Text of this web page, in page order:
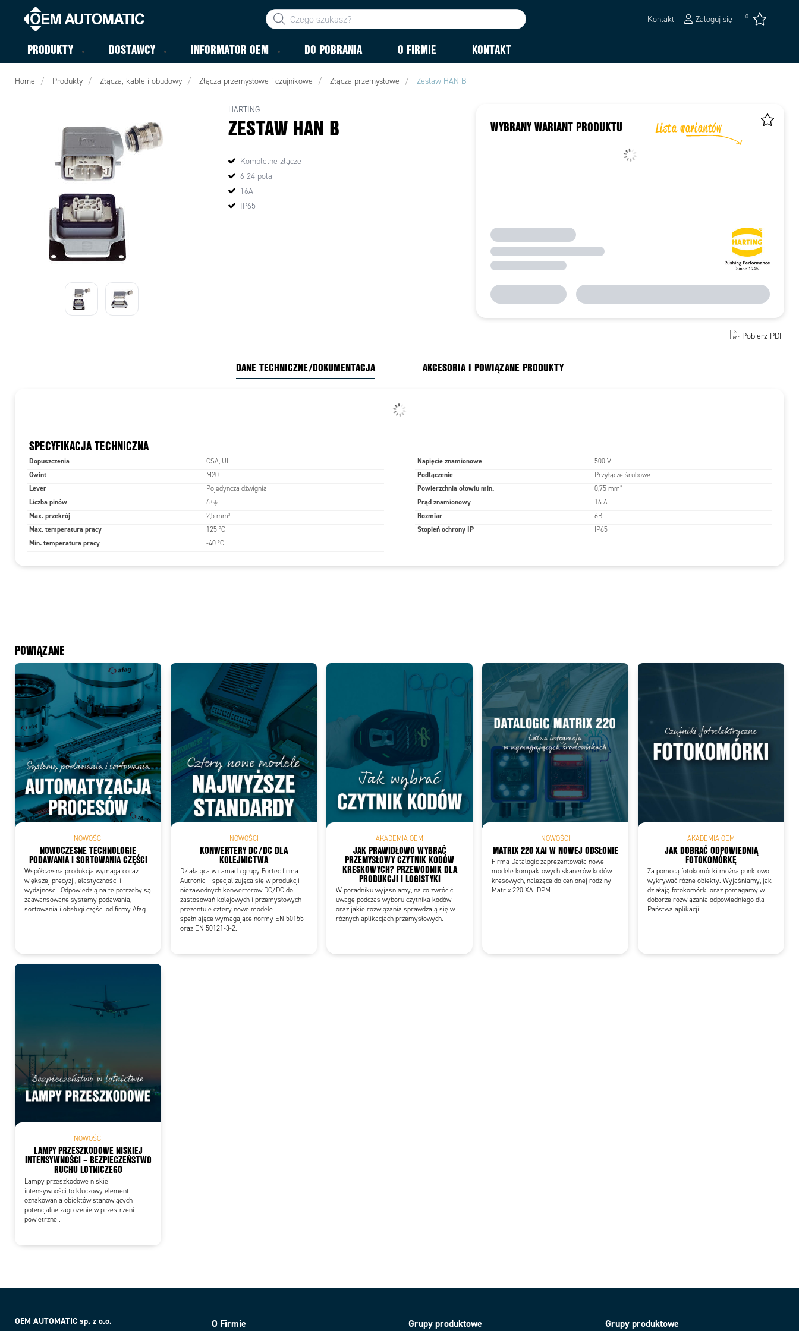
Kontakt Zaloguj się 0
PRODUKTY DOSTAWCY INFORMATOR OEM DO POBRANIA O FIRMIE KONTAKT
Home Produkty Złącza, kable i obudowy Złącza przemysłowe i czujnikowe Złącza przemysłowe Zestaw HAN B
HARTING
ZESTAW HAN B
Kompletne złącze
6-24 pola
16A
IP65
WYBRANY WARIANT PRODUKTU
Pobierz PDF
DANE TECHNICZNE/DOKUMENTACJA AKCESORIA I POWIĄZANE PRODUKTY
SPECYFIKACJA TECHNICZNA
Dopuszczenia CSA, UL
Gwint M20
Lever Pojedyncza dźwignia
Liczba pinów 6+⏚
Max. przekrój 2,5 mm²
Max. temperatura pracy 125 °C
Min. temperatura pracy -40 °C
Napięcie znamionowe 500 V
Podłączenie Przyłącze śrubowe
Powierzchnia ołowiu min. 0,75 mm²
Prąd znamionowy 16 A
Rozmiar 6B
Stopień ochrony IP IP65
Add to existing cart row Add as new cart row
POWIĄZANE
NOWOŚCI
NOWOCZESNE TECHNOLOGIE
PODAWANIA I SORTOWANIA CZĘŚCI
Współczesna produkcja wymaga coraz
większej precyzji, elastyczności i
wydajności. Odpowiedzią na te potrzeby są
zaawansowane systemy podawania,
sortowania i obsługi części od firmy Afag.
NOWOŚCI
KONWERTERY DC/DC DLA
KOLEJNICTWA
Działająca w ramach grupy Fortec firma
Autronic – specjalizująca się w produkcji
niezawodnych konwerterów DC/DC do
zastosowań kolejowych i przemysłowych –
prezentuje cztery nowe modele
spełniające wymagające normy EN 50155
oraz EN 50121-3-2.
AKADEMIA OEM
JAK PRAWIDŁOWO WYBRAĆ
PRZEMYSŁOWY CZYTNIK KODÓW
KRESKOWYCH? PRZEWODNIK DLA
PRODUKCJI I LOGISTYKI
W poradniku wyjaśniamy, na co zwrócić
uwagę podczas wyboru czytnika kodów
oraz jakie rozwiązania sprawdzają się w
różnych aplikacjach przemysłowych.
NOWOŚCI
MATRIX 220 XAI W NOWEJ ODSŁONIE
Firma Datalogic zaprezentowała nowe
modele kompaktowych skanerów kodów
kresowych, należące do cenionej rodziny
Matrix 220 XAI DPM.
AKADEMIA OEM
JAK DOBRAĆ ODPOWIEDNIĄ
FOTOKOMÓRKĘ
Za pomocą fotokomórki można punktowo
wykrywać różne obiekty. Wyjaśniamy, jak
działają fotokomórki oraz pomagamy w
doborze rozwiązania odpowiedniego dla
Państwa aplikacji.
NOWOŚCI
LAMPY PRZESZKODOWE NISKIEJ
INTENSYWNOŚCI – BEZPIECZEŃSTWO
RUCHU LOTNICZEGO
Lampy przeszkodowe niskiej
intensywności to kluczowy element
oznakowania obiektów stanowiących
potencjalne zagrożenie w przestrzeni
powietrznej.
OEM AUTOMATIC sp. z o.o. O Firmie Grupy produktowe Grupy produktowe